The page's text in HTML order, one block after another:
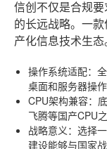
信创不仅是合规
的长远战略。一
产化信息技术生态
操作系统适配：
桌面和服务器操作
CPU架构兼容：
飞腾等国产CPU
战略意义 ：选择
建设能够与国家